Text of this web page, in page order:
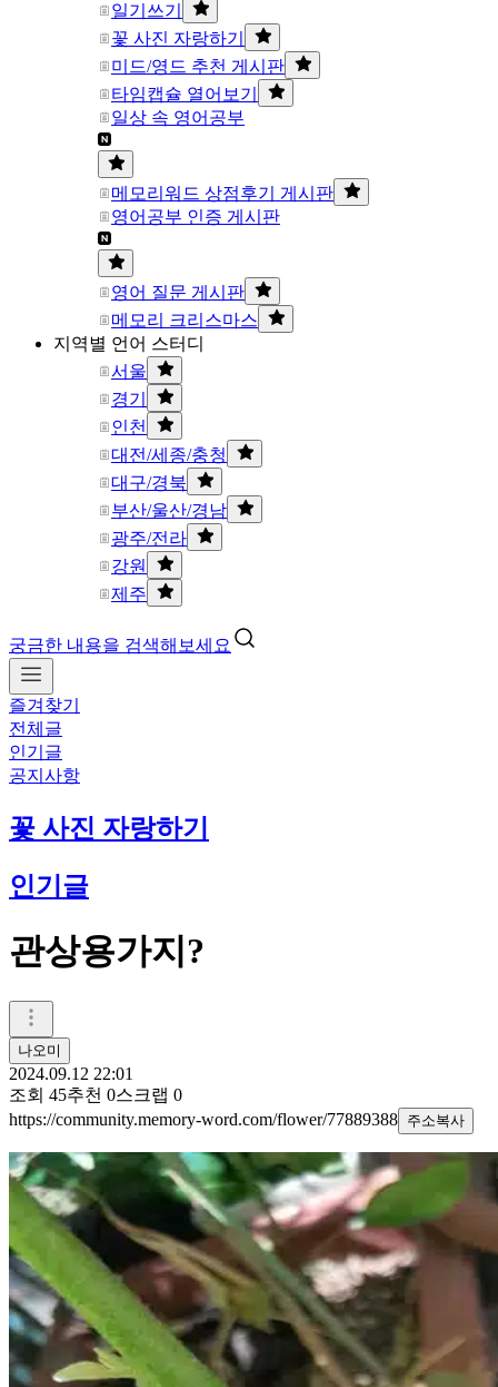
일기쓰기
꽃 사진 자랑하기
미드/영드 추천 게시판
타임캡슐 열어보기
일상 속 영어공부
메모리워드 상점후기 게시판
영어공부 인증 게시판
영어 질문 게시판
메모리 크리스마스
지역별 언어 스터디
서울
경기
인천
대전/세종/충청
대구/경북
부산/울산/경남
광주/전라
강원
제주
궁금한 내용을 검색해보세요
즐겨찾기
전체글
인기글
공지사항
꽃 사진 자랑하기
인기글
관상용가지?
나오미
2024.09.12 22:01
조회 45추천 0스크랩 0
https://community.memory-word.com/flower/77889388 주소복사